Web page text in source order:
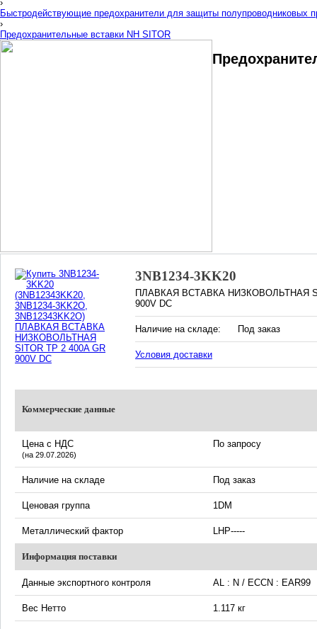
›
Быстродействующие предохранители для защиты полупроводниковых
›
Предохранительные вставки NH SITOR
3NB1234-3KK20
ПЛАВКАЯ ВСТАВКА НИЗКОВОЛЬТНАЯ
900V DC
Наличие на складе: Под заказ
Условия доставки
Коммерческие данные
Цена с НДС
(на 29.07.2026)
По запросу
Наличие на складе Под заказ
Ценовая группа 1DM
Металлический фактор LHP-----
Информация поставки
Данные экспортного контроля AL : N / ECCN : EAR99
Вес Нетто 1.117 кг